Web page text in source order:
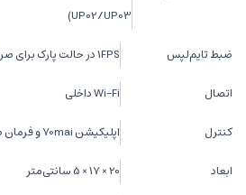
UP02/UP03)
ضبط تایم‌لپس 1FPS در حالت پارک برای صرفه‌جویی در فضا
اتصال Wi-Fi داخلی
کنترل اپلیکیشن 70mai و فرمان صوتی
ابعاد 20 × 17 × 5 سانتی‌متر